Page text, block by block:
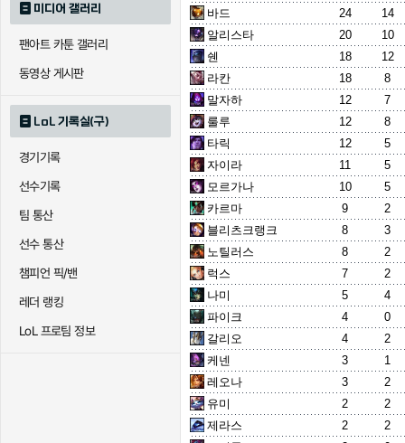
미디어 갤러리
팬아트 카툰 갤러리
동영상 게시판
LoL 기록실(구)
경기기록
선수기록
팀 통산
선수 통산
챔피언 픽/밴
레더 랭킹
LoL 프로팀 정보
바드
24
14
알리스타
20
10
쉔
18
12
라칸
18
8
말자하
12
7
룰루
12
8
타릭
12
5
자이라
11
5
모르가나
10
5
카르마
9
2
블리츠크랭크
8
3
노틸러스
8
2
럭스
7
2
나미
5
4
파이크
4
0
갈리오
4
2
케넨
3
1
레오나
3
2
유미
2
2
제라스
2
2